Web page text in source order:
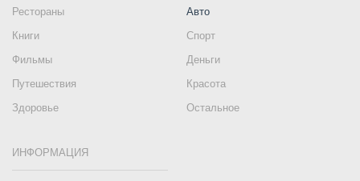
Рестораны
Авто
Книги
Спорт
Фильмы
Деньги
Путешествия
Красота
Здоровье
Остальное
ИНФОРМАЦИЯ